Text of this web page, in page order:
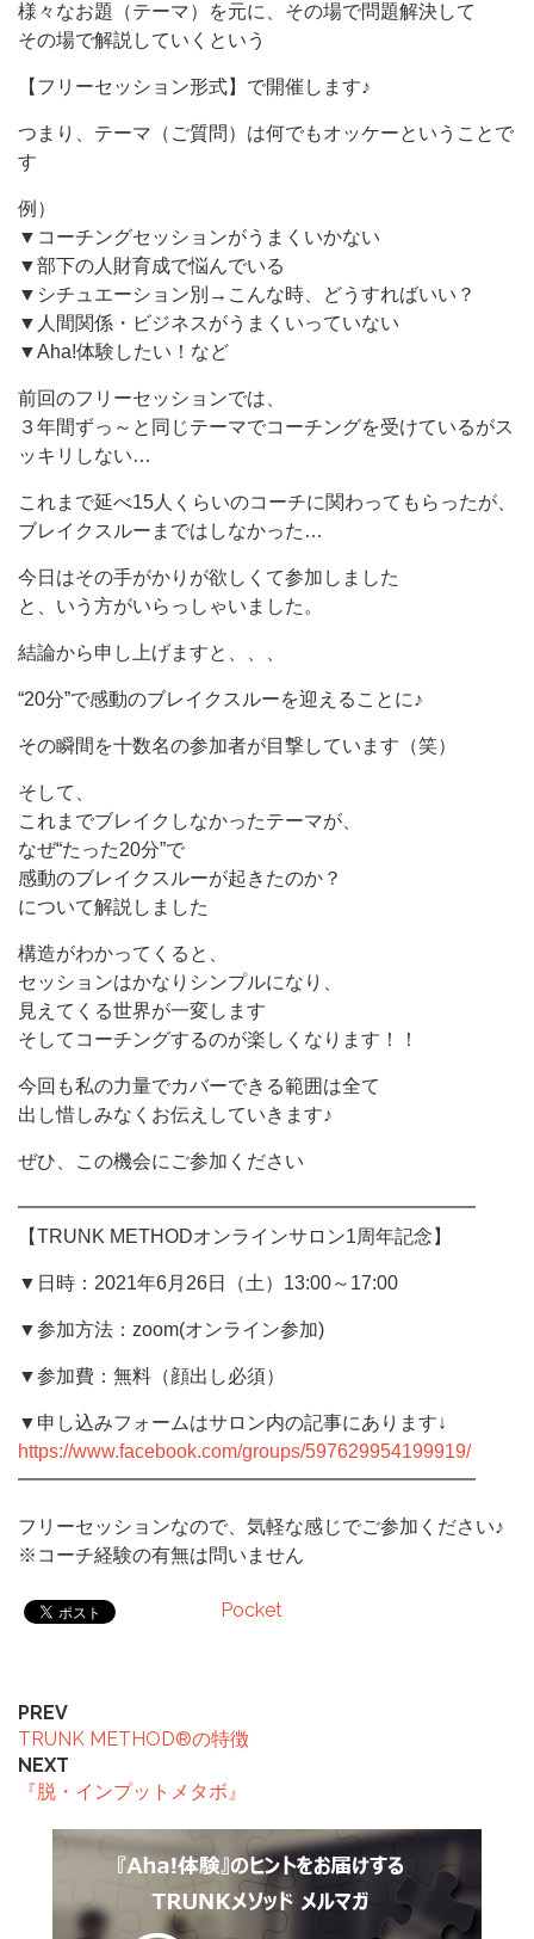
様々なお題（テーマ）を元に、その場で問題解決して
その場で解説していくという
【フリーセッション形式】で開催します♪
つまり、テーマ（ご質問）は何でもオッケーということで
す
例）
▼コーチングセッションがうまくいかない
▼部下の人財育成で悩んでいる
▼シチュエーション別→こんな時、どうすればいい？
▼人間関係・ビジネスがうまくいっていない
▼Aha!体験したい！など
前回のフリーセッションでは、
３年間ずっ～と同じテーマでコーチングを受けているがス
ッキリしない…
これまで延べ15人くらいのコーチに関わってもらったが、
ブレイクスルーまではしなかった…
今日はその手がかりが欲しくて参加しました
と、いう方がいらっしゃいました。
結論から申し上げますと、、、
“20分”で感動のブレイクスルーを迎えることに♪
その瞬間を十数名の参加者が目撃しています（笑）
そして、
これまでブレイクしなかったテーマが、
なぜ“たった20分”で
感動のブレイクスルーが起きたのか？
について解説しました
構造がわかってくると、
セッションはかなりシンプルになり、
見えてくる世界が一変します
そしてコーチングするのが楽しくなります！！
今回も私の力量でカバーできる範囲は全て
出し惜しみなくお伝えしていきます♪
ぜひ、この機会にご参加ください
━━━━━━━━━━━━━━━━━━━━━━━━
【TRUNK METHODオンラインサロン1周年記念】
▼日時：2021年6月26日（土）13:00～17:00
▼参加方法：zoom(オンライン参加)
▼参加費：無料（顔出し必須）
▼申し込みフォームはサロン内の記事にあります↓
https://www.facebook.com/groups/597629954199919/
━━━━━━━━━━━━━━━━━━━━━━━━
フリーセッションなので、気軽な感じでご参加ください♪
※コーチ経験の有無は問いません
Pocket
PREV
TRUNK METHOD®︎の特徴
NEXT
『脱・インプットメタボ』